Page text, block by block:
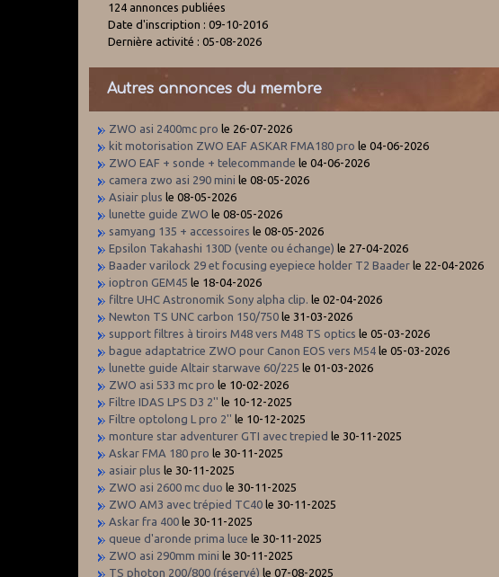
124 annonces publiées
Date d'inscription : 09-10-2016
Dernière activité : 05-08-2026
Autres annonces du membre
ZWO asi 2400mc pro le 26-07-2026
kit motorisation ZWO EAF ASKAR FMA180 pro le 04-06-2026
ZWO EAF + sonde + telecommande le 04-06-2026
camera zwo asi 290 mini le 08-05-2026
Asiair plus le 08-05-2026
lunette guide ZWO le 08-05-2026
samyang 135 + accessoires le 08-05-2026
Epsilon Takahashi 130D (vente ou échange) le 27-04-2026
Baader varilock 29 et focusing eyepiece holder T2 Baader le 22-04-2026
ioptron GEM45 le 18-04-2026
filtre UHC Astronomik Sony alpha clip. le 02-04-2026
Newton TS UNC carbon 150/750 le 31-03-2026
support filtres à tiroirs M48 vers M48 TS optics le 05-03-2026
bague adaptatrice ZWO pour Canon EOS vers M54 le 05-03-2026
lunette guide Altair starwave 60/225 le 01-03-2026
ZWO asi 533 mc pro le 10-02-2026
Filtre IDAS LPS D3 2'' le 10-12-2025
Filtre optolong L pro 2'' le 10-12-2025
monture star adventurer GTI avec trepied le 30-11-2025
Askar FMA 180 pro le 30-11-2025
asiair plus le 30-11-2025
ZWO asi 2600 mc duo le 30-11-2025
ZWO AM3 avec trépied TC40 le 30-11-2025
Askar fra 400 le 30-11-2025
queue d'aronde prima luce le 30-11-2025
ZWO asi 290mm mini le 30-11-2025
TS photon 200/800 (réservé) le 07-08-2025